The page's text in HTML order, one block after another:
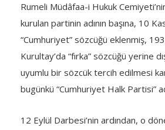
Rumeli Müdâfaa-i Hukuk
kurulan partinin adının başına, 10
“Cumhuriyet” sözcüğü eklenmiş,
Kurultay’da “fırka” sözcüğü yerine
uyumlu bir sözcük tercih edilmesi
bugünkü “Cumhuriyet Halk Partisi”
12 Eylül Darbesi’nin ardından, o